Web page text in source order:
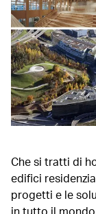
Che si tratti di
edifici
progetti e le
in tutto il